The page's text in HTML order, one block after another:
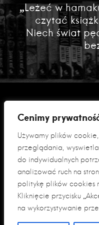
Cenimy
Używamy plików
przeglądania,
do indywidualnych
analizować ruch na
politykę plików cookies
Kliknięcie przycisku
na wykorzystywanie
„Leżeć w
czytać
Niech świat
Klauzula